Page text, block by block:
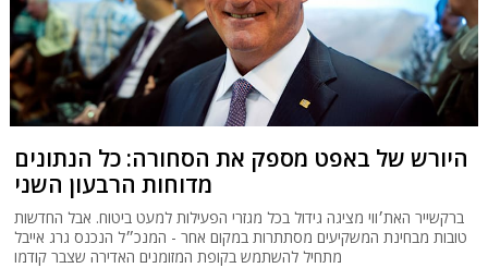
היורש של באפט מספק את הסחורה: כל הנתונים
מדוחות הרבעון השני
ברקשייר האת׳ווי מציגה גידול בכל מגזרי הפעילות למעט ביטוח. אבל החדשות
טובות מבחינת המשקיעים מסתתרות במקום אחר - המנכ״ל הנכנס גרג אייבל
מתחיל להשתמש בקופת המזומנים האדירה שצבר קודמו